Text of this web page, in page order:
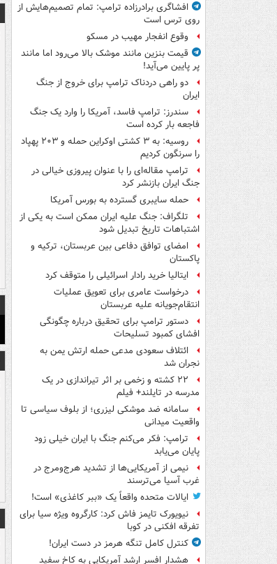
افشاگری برادرزاده ترامپ: تمام تصمیم‌هایش از
روی ترس است
وقوع انفجار مهیب در مسکو
قیمت بنزین مانند موشک بالا می‌رود اما مانند
پر پایین می‌آید!
دو راهی دردناک ترامپ برای خروج از جنگ
ایران
سندرز: ترامپ فاسد، آمریکا را وارد یک جنگ
فاجعه بار کرده است
روسیه: به ۳ کشتی اوکراین حمله و ۲۰۳ پهپاد
را سرنگون کردیم
ترامپ مقاله‌ای را با عنوان پیروزی خیالی در
جنگ ایران بازنشر کرد
حمله سایبری گسترده به بورس آمریکا
تلگراف: جنگ علیه ایران ممکن است به یکی از
اشتباهات تاریخ تبدیل شود
امضای توافق دفاعی بین عربستان، ترکیه و
پاکستان
ایتالیا خرید رادار اسرائیلی را متوقف کرد
درخواست عامری برای تعویق عملیات
انتقام‌جویانه علیه عربستان
دستور ترامپ برای تحقیق درباره چگونگی
افشای کمبود تسلیحات
ائتلاف سعودی مدعی حمله ارتش یمن به
نجران شد
۲۲ کشته و زخمی بر اثر تیراندازی در یک
مدرسه در تایلند+ فیلم
سامانه ضد موشکی لیزری؛ از بلوف سیاسی تا
واقعیت میدانی
ترامپ: فکر می‌کنم جنگ با ایران خیلی زود
پایان می‌یابد
نیمی از آمریکایی‌ها از تشدید هرج‌ومرج در
غرب آسیا می‌ترسند
ایالات متحده واقعاً یک «ببر کاغذی» است!
نیویورک تایمز فاش کرد: کارگروه ویژه سیا برای
تفرقه افکنی در کوبا
کنترل کامل تنگه هرمز در دست ایران!
هشدار افسر ارشد آمریکایی به کاخ سفید